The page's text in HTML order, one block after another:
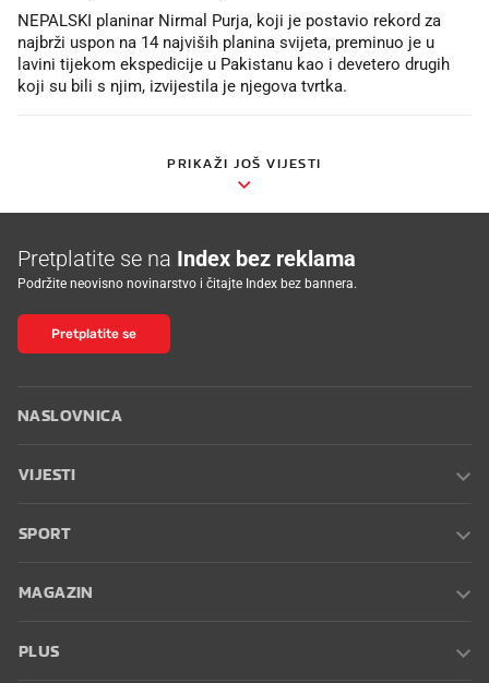
NEPALSKI planinar Nirmal Purja, koji je postavio rekord za
najbrži uspon na 14 najviših planina svijeta, preminuo je u
lavini tijekom ekspedicije u Pakistanu kao i devetero drugih
koji su bili s njim, izvijestila je njegova tvrtka.
PRIKAŽI JOŠ VIJESTI
Pretplatite se na Index bez reklama
Podržite neovisno novinarstvo i čitajte Index bez bannera.
Pretplatite se
NASLOVNICA
VIJESTI
SPORT
MAGAZIN
PLUS